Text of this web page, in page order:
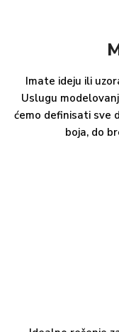
Imate ideju ili
Uslugu
ćemo definisati sve
boja, do